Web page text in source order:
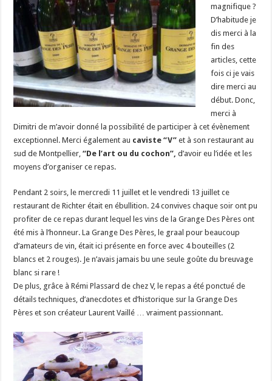
magnifique ?
D’habitude je
dis merci à la
fin des
articles, cette
fois ci je vais
dire merci au
début. Donc,
merci à
Dimitri de m’avoir donné la possibilité de participer à cet évènement
exceptionnel. Merci également au caviste “V” et à son restaurant au
sud de Montpellier,“De l’art ou du cochon”, d’avoir eu l’idée et les
moyens d’organiser ce repas.
Pendant 2 soirs, le mercredi 11 juillet et le vendredi 13 juillet ce
restaurant de Richter était en ébullition. 24 convives chaque soir ont pu
profiter de ce repas durant lequel les vins de la Grange Des Pères ont
été mis à l’honneur. La Grange Des Pères, le graal pour beaucoup
d’amateurs de vin, était ici présente en force avec 4 bouteilles (2
blancs et 2 rouges). Je n’avais jamais bu une seule goûte du breuvage
blanc si rare !
De plus, grâce à Rémi Plassard de chez V, le repas a été ponctué de
détails techniques, d’anecdotes et d’historique sur la Grange Des
Pères et son créateur Laurent Vaillé … vraiment passionnant.